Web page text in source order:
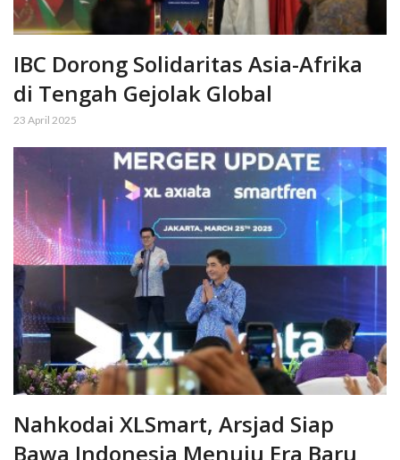
IBC Dorong Solidaritas Asia-Afrika
di Tengah Gejolak Global
23 April 2025
Nahkodai XLSmart, Arsjad Siap
Bawa Indonesia Menuju Era Baru